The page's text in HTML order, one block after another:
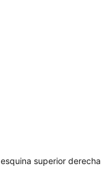
superior derecha